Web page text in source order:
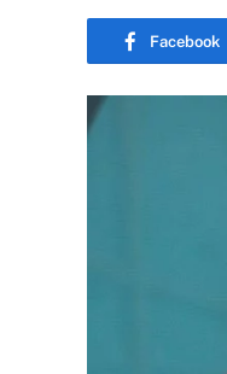
Facebook